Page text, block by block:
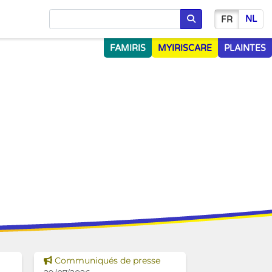
Chercher
FR NL
FAMIRIS MYIRISCARE PLAINTES
Voir cette news
Communiqués de presse